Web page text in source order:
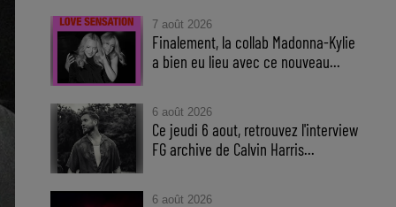
7 août 2026
Finalement, la collab Madonna-Kylie
a bien eu lieu avec ce nouveau...
6 août 2026
Ce jeudi 6 aout, retrouvez l'interview
FG archive de Calvin Harris...
6 août 2026